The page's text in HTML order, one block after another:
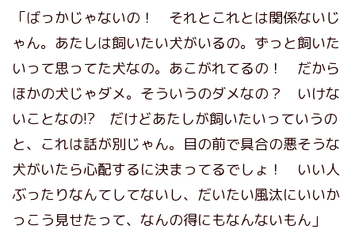
「ばっかじゃないの！ それとこれとは関係ないじ
ゃん。あたしは飼いたい犬がいるの。ずっと飼いた
いって思ってた犬なの。あこがれてるの！ だから
ほかの犬じゃダメ。そういうのダメなの？ いけな
いことなの!? だけどあたしが飼いたいっていうの
と、これは話が別じゃん。目の前で具合の悪そうな
犬がいたら心配するに決まってるでしょ！ いい人
ぶったりなんてしてないし、だいたい風汰にいいか
っこう見せたって、なんの得にもなんないもん」